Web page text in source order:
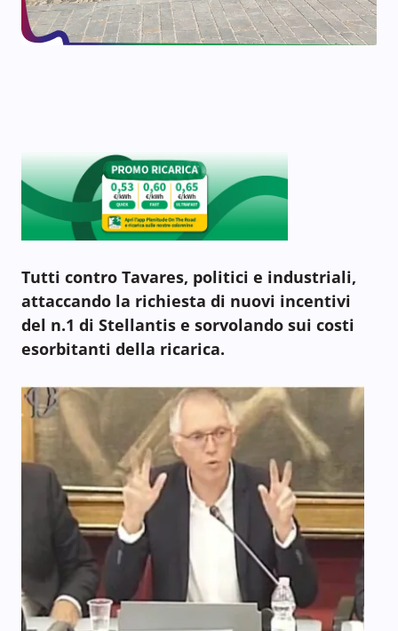
Tutti contro Tavares, politici e industriali,
attaccando la richiesta di nuovi incentivi
del n.1 di Stellantis e sorvolando sui costi
esorbitanti della ricarica.